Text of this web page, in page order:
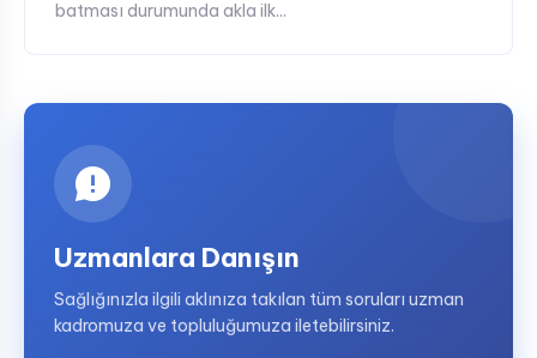
batması durumunda akla ilk...
Uzmanlara Danışın
Sağlığınızla ilgili aklınıza takılan tüm soruları uzman
kadromuza ve topluluğumuza iletebilirsiniz.